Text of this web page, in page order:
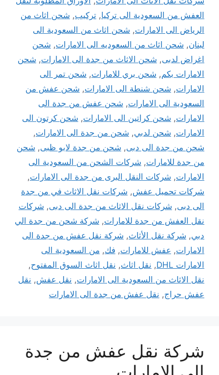
العفش من السعودية الى تركيا, تركيب, شحن اثاث من
الرياض الى الامارات, شحن اثاث من السعودية الى
لبنان, شحن اثاث من السعوديه الى الامارات, شحن
اغراض لدبى, شحن الاثاث من جدة الى الامارات, شحن
الامارات بكم, شحن بري للامارات, شحن تمر الى
الامارات, شحن شنطة الى الامارات, شحن عفش من
السعودية الى الامارات, شحن عفش من جدة الى
الامارات, شحن كراتين الى الامارات, شحن كرتون الى
الامارات, شحن لدبي, شحن من جدة الى الامارات,
شحن من جدة الى دبى, شحن من جدة لابو ظبى, شحن
من جدة للامارات, شركات الشحن من السعودية الى
الامارات, شركات النقل البرى من جدة الى الامارات,
شركات تحميل عفش, شركات نقل الاثاث في من جدة
الى دبى, شركات نقل الاثاث من جدة الى دبى, شركات
نقل العفش من جدة للامارات, شركة شحن من جدة الي
دبي, شركة نقل الأثاث, شركة نقل عفش من جدة الى
الامارات, عفش للامارات, فك, من السعودية الى
الامارات DHL
, نقل اثاث, نقل اثاث السوق المفتوح,
نقل الاثاث من السعودية الى الامارات, نقل عفش, نقل
عفش حراج, نقل عفش من جدة الى الامارات
شركة نقل عفش من جدة